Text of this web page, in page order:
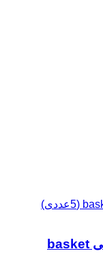
سینی ( بسکت ) درب دار قلم سیلیکونی basket